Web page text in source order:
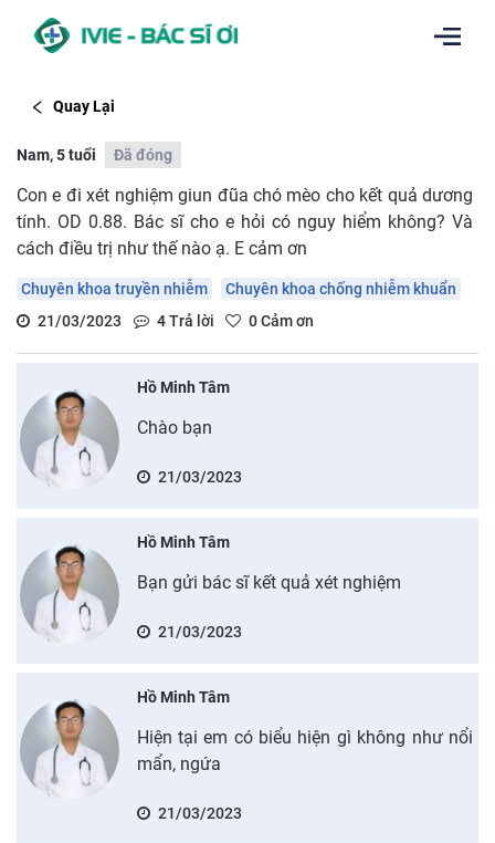
Quay Lại
Nam, 5 tuổi Đã đóng
Con e đi xét nghiệm giun đũa chó mèo cho kết quả dương
tính. OD 0.88. Bác sĩ cho e hỏi có nguy hiểm không? Và
cách điều trị như thế nào ạ. E cảm ơn
Chuyên khoa truyền nhiễm
Chuyên khoa chống nhiễm khuẩn
21/03/2023
4Trả lời 0Cảm ơn
Hồ Minh Tâm
Chào bạn
21/03/2023
Hồ Minh Tâm
Bạn gửi bác sĩ kết quả xét nghiệm
21/03/2023
Hồ Minh Tâm
Hiện tại em có biểu hiện gì không như nổi
mẩn, ngứa
21/03/2023